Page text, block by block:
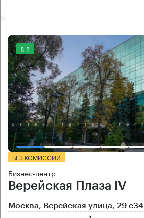
8.2
БЕЗ КОМИССИИ
Бизнес-центр
Верейская Плаза IV
Москва, Верейская улица, 29 с34